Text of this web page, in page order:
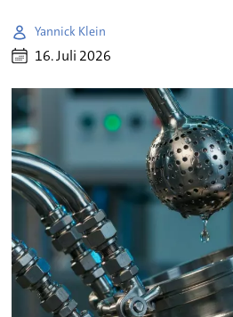
Yannick Klein
16. Juli 2026